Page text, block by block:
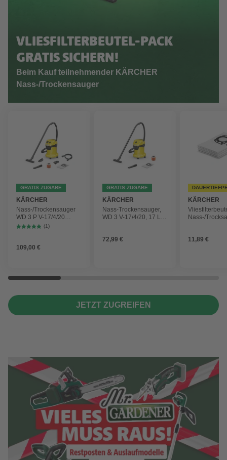
VLIESFILTERBEUTEL-PACK
GRATIS SICHERN!
Beim Kauf teilnehmender KÄRCHER
Nass-/Trockensauger
GRATIS ZUGABE
KÄRCHER
Nass-/Trockensauger
WD 3 P V-17/4/20
Workshop mit
(1)
109,00 €
GRATIS ZUGABE
KÄRCHER
Nass-Trockensauger,
WD 3 V-17/4/20, 17 L,
72,99 €
KÄRCHER
Nass-/
4 Stück
11,89 €
JETZT ZUGREIFEN